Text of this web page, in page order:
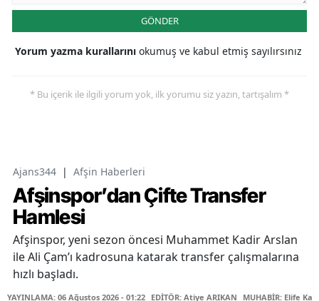
GÖNDER
Yorum yazma kurallarını okumuş ve kabul etmiş sayılırsınız
* Bu içerik ile ilgili yorum yok, ilk yorumu siz yazın, tartışalım *
Ajans344 | Afşin Haberleri
Afşinspor’dan Çifte Transfer
Hamlesi
Afşinspor, yeni sezon öncesi Muhammet Kadir Arslan
ile Ali Çam’ı kadrosuna katarak transfer çalışmalarına
hızlı başladı.
YAYINLAMA: 06 Ağustos 2026 - 01:22 EDİTÖR: Atiye ARIKAN MUHABİR: Elife